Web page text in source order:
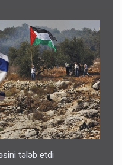
detalları açıqladı
tələb etdi